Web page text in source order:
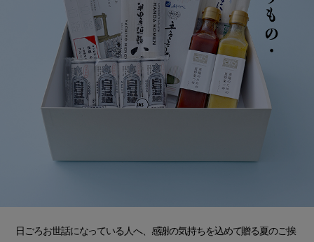
日ごろお世話になっている人へ、感謝の気持ちを込めて贈る夏のご挨